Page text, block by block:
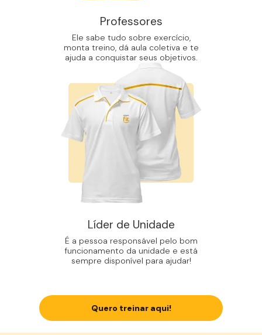
Professores
Ele sabe tudo sobre exercício,
monta treino, dá aula coletiva e te
ajuda a conquistar seus objetivos.
Líder de Unidade
É a pessoa responsável pelo bom
funcionamento da unidade e está
sempre disponível para ajudar!
Quero treinar aqui!